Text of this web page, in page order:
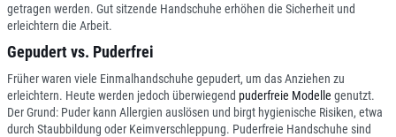
getragen werden. Gut sitzende Handschuhe erhöhen die Sicherheit und
erleichtern die Arbeit.
Gepudert vs. Puderfrei
Früher waren viele Einmalhandschuhe gepudert, um das Anziehen zu
erleichtern. Heute werden jedoch überwiegend puderfreie Modelle genutzt.
Der Grund: Puder kann Allergien auslösen und birgt hygienische Risiken, etwa
durch Staubbildung oder Keimverschleppung. Puderfreie Handschuhe sind